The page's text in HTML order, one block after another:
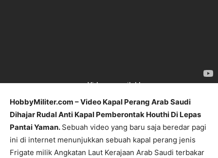
HobbyMiliter.com – Video Kapal Perang Arab Saudi
Dihajar Rudal Anti Kapal Pemberontak Houthi Di Lepas
Pantai Yaman. Sebuah video yang baru saja beredar pagi
ini di internet menunjukkan sebuah kapal perang jenis
Frigate milik Angkatan Laut Kerajaan Arab Saudi terbakar